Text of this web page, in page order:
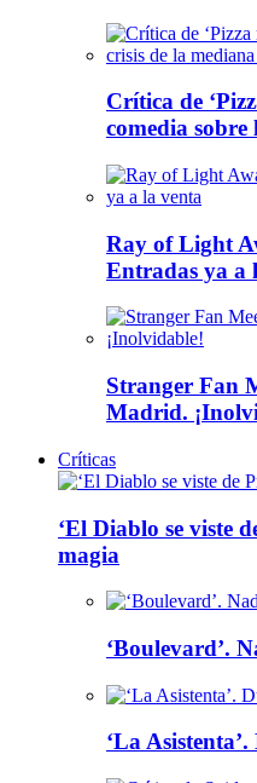
Crítica de
comedia sobre
Ray of Light
Entradas ya a
Stranger Fan
Madrid.
Críticas
‘El Diablo se viste
magia
‘Boulevard’.
‘La